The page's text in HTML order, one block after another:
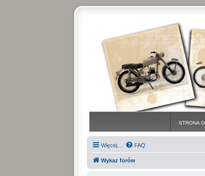
STRONA
Więcej… FAQ
Wykaz forów